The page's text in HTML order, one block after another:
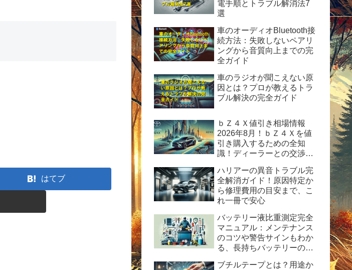
はてブ
電手順とトラブル解消法7
選
車のオーディオBluetooth接
続方法：失敗しないペアリ
ングから音質向上までの完
全ガイド
車のラジオが聞こえない原
因とは？プロが教えるトラ
ブル解決の完全ガイド
ｂＺ４Ｘ値引き相場情報
2026年8月！ｂＺ４Ｘを値
引き購入するための全知
識！ディーラーとの交渉術
完全ガイド
ハリアーの異音トラブル完
全解消ガイド！原因特定か
ら修理費用の目安まで、こ
れ一冊で安心
バッテリー液比重測定完全
マニュアル：メンテナンス
のコツや警告サインもわか
る、長持ちバッテリーの秘
ブチルテープとは？用途か